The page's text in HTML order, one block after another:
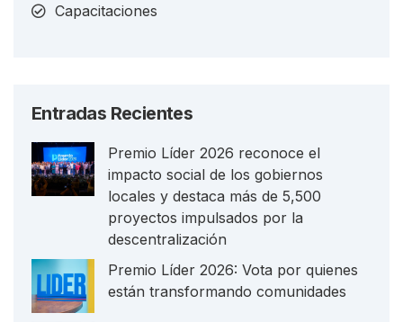
Capacitaciones
Entradas Recientes
Premio Líder 2026 reconoce el
impacto social de los gobiernos
locales y destaca más de 5,500
proyectos impulsados por la
descentralización
Premio Líder 2026: Vota por quienes
están transformando comunidades